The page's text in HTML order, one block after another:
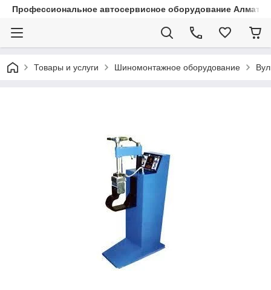
Профессиональное автосервисное оборудование Алматы
Товары и услуги Шиномонтажное оборудование